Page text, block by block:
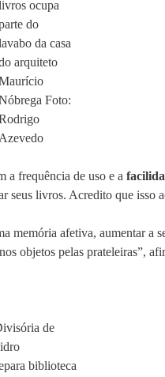
ocupa
do
da casa
arquiteto
Foto:
Azevedo
a frequência de uso e a
livros. Acredito que isso
afetiva, aumentar a
objetos pelas prateleiras”,
de
biblioteca